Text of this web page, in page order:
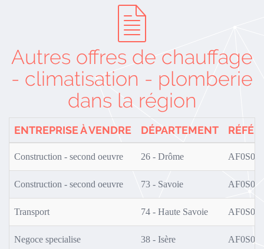
Autres offres de chauffage
- climatisation - plomberie
dans la région
ENTREPRISE À VENDRE DÉPARTEMENT
Construction - second oeuvre 26 - Drôme
Construction - second oeuvre 73 - Savoie
Transport 74 - Haute Savoie
Negoce specialise 38 - Isère